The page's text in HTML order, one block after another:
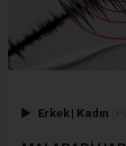
Erkek | Kadın